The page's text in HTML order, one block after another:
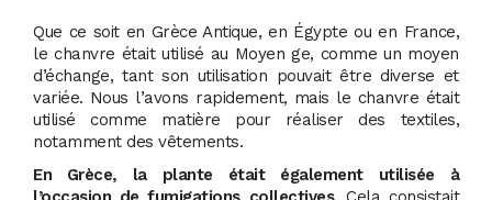
Que ce soit en Grèce Antique, en Égypte ou en France,
le chanvre était utilisé au Moyen ge, comme un moyen
d’échange, tant son utilisation pouvait être diverse et
variée. Nous l’avons rapidement, mais le chanvre était
utilisé comme matière pour réaliser des textiles,
notamment des vêtements.
En Grèce, la plante était également utilisée à